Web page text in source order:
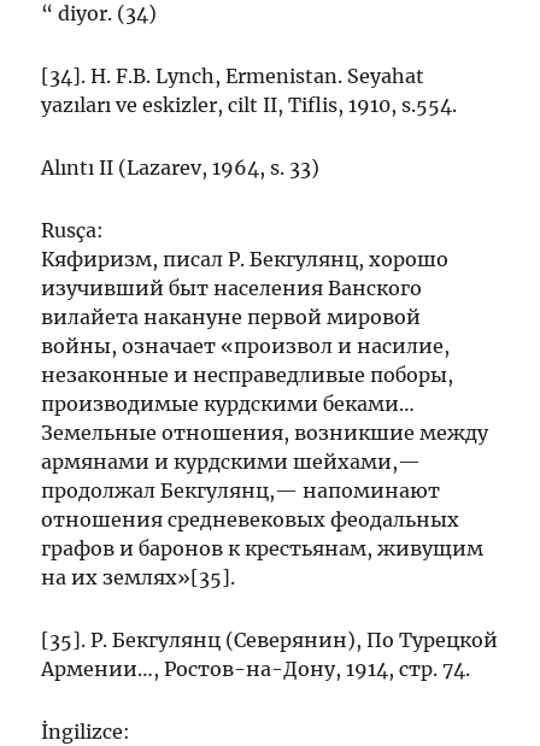
“ diyor. (34)
[34]. H. F.B. Lynch, Ermenistan. Seyahat
yazıları ve eskizler, cilt II, Tiflis, 1910, s.554.
Alıntı II (Lazarev, 1964, s. 33)
Rusça:
Кяфиризм, писал Р. Бекгулянц, хорошо
изучивший быт населения Ванского
вилайета накануне первой мировой
войны, означает «произвол и насилие,
незаконные и несправедливые поборы,
производимые курдскими беками…
Земельные отношения, возникшие между
армянами и курдскими шейхами,—
продолжал Бекгулянц,— напоминают
отношения средневековых феодальных
графов и баронов к крестьянам, живущим
на их землях»[35].
[35]. Р. Бекгулянц (Северянин), По Турецкой
Армении…, Ростов-на-Дону, 1914, стр. 74.
İngilizce: